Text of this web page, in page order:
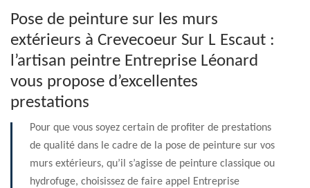
Pose de peinture sur les murs
extérieurs à Crevecoeur Sur L Escaut :
l’artisan peintre Entreprise Léonard
vous propose d’excellentes
prestations
Pour que vous soyez certain de profiter de prestations
de qualité dans le cadre de la pose de peinture sur vos
murs extérieurs, qu’il s’agisse de peinture classique ou
hydrofuge, choisissez de faire appel Entreprise